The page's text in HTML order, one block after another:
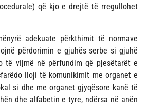
që kjo e drejtë të rregullohet
adekuate përkthimit të normave
përdorimin e gjuhës serbe si gjuhë
të vijmë në përfundim që pjesëtarët e
lloji të komunikimit me organet e
si dhe me organet gjyqësore kanë të
dhe alfabetin e tyre, ndërsa në anën